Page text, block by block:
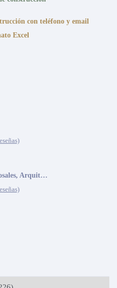
con teléfono y email
Excel
Toño Vázquez Rosales, Arquitecto